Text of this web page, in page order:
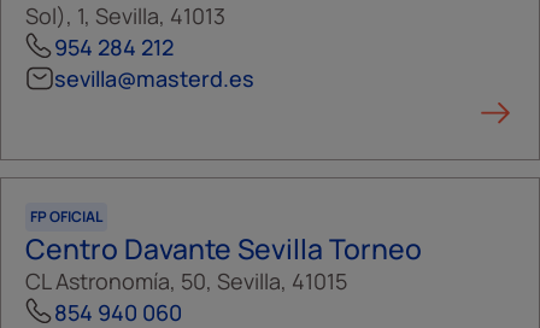
Sol), 1, Sevilla, 41013
954 284 212
sevilla@masterd.es
FP OFICIAL
Centro Davante Sevilla Torneo
CL Astronomía, 50, Sevilla, 41015
854 940 060